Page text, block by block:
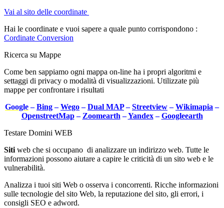
Vai al sito delle coordinate
Hai le coordinate e vuoi sapere a quale punto corrispondono :
Cordinate Conversion
Ricerca su Mappe
Come ben sappiamo ogni mappa on-line ha i propri algoritmi e
settaggi di privacy o modalità di visualizzazioni. Utilizzate più
mappe per confrontare i risultati
Google–Bing–Wego–Dual MAP–Streetview–Wikimapia –
OpenstreetMap– Zoomearth –Yandex–Googleearth
Testare Domini WEB
Siti web che si occupano di analizzare un indirizzo web. Tutte le
informazioni possono aiutare a capire le criticità di un sito web e le
vulnerabilità.
Analizza i tuoi siti Web o osserva i concorrenti. Ricche informazioni
sulle tecnologie del sito Web, la reputazione del sito, gli errori, i
consigli SEO e adword.